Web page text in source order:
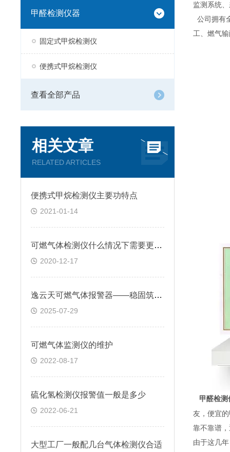
甲醛检测仪器
固定式甲烷检测仪
便携式甲烷检测仪
查看全部产品
相关文章
RELATED ARTICLES
便携式甲烷检测仪主要功特点
2021-01-14
可燃气体检测仪什么情况下需要更换传感器？
2020-12-17
逸云天可燃气体报警器——稳固筑牢工业安全的第一道防线
2025-07-29
可燃气体监测仪的维护
2022-08-17
硫化氢检测仪报警值一般是多少
2022-06-21
大型工厂一般配几台气体检测仪合适
监测系统
公司拥有
工、燃气
甲醛检测
友，便宜
靠不靠谱
由于这几